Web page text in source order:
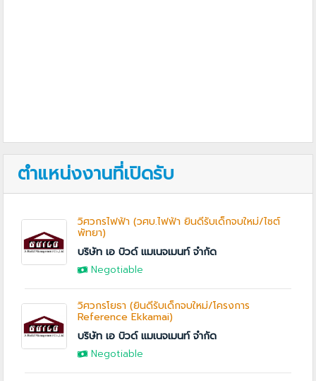
ตำแหน่งงานที่เปิดรับ
วิศวกรไฟฟ้า (วศบ.ไฟฟ้า ยินดีรับเด็กจบใหม่/ไซต์
พัทยา)
บริษัท เอ บิวด์ แมเนจเมนท์ จำกัด
Negotiable
วิศวกรโยธา (ยินดีรับเด็กจบใหม่/โครงการ
Reference Ekkamai)
บริษัท เอ บิวด์ แมเนจเมนท์ จำกัด
Negotiable